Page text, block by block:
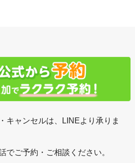
キャンセルは、LINEより承りま
ご予約・ご相談ください。